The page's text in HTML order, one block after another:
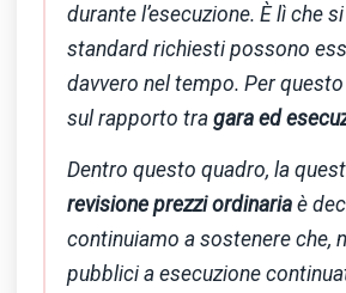
durante l’esecuzione. È lì che
standard richiesti possono
davvero nel tempo. Per
sul rapporto tra gara ed
Dentro questo quadro, la
revisione prezzi ordinaria è
continuiamo a sostenere che,
pubblici a esecuzione